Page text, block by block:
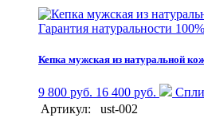
Гарантия натуральности 100%
Кепка мужская из натуральной
9 800 руб. 16 400 руб.
Артикул:
ust-002